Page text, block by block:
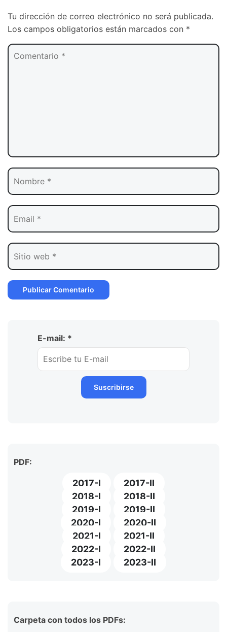
Tu dirección de correo electrónico no será publicada.
Los campos obligatorios están marcados con *
E-mail: *
PDF:
2017-I
2017-II
2018-I
2018-II
2019-I
2019-II
2020-I
2020-II
2021-I
2021-II
2022-I
2022-II
2023-I
2023-II
Carpeta con todos los PDFs: